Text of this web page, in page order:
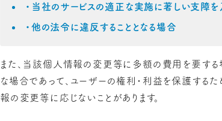
・当社のサービスの適正な実施に著しい支障
・他の法令に違反することとなる場合
また、当該個人情報の変更等に多額の費用を要す
な場合であって、ユーザーの権利・利益を保護する
報の変更等に応じないことがあります。